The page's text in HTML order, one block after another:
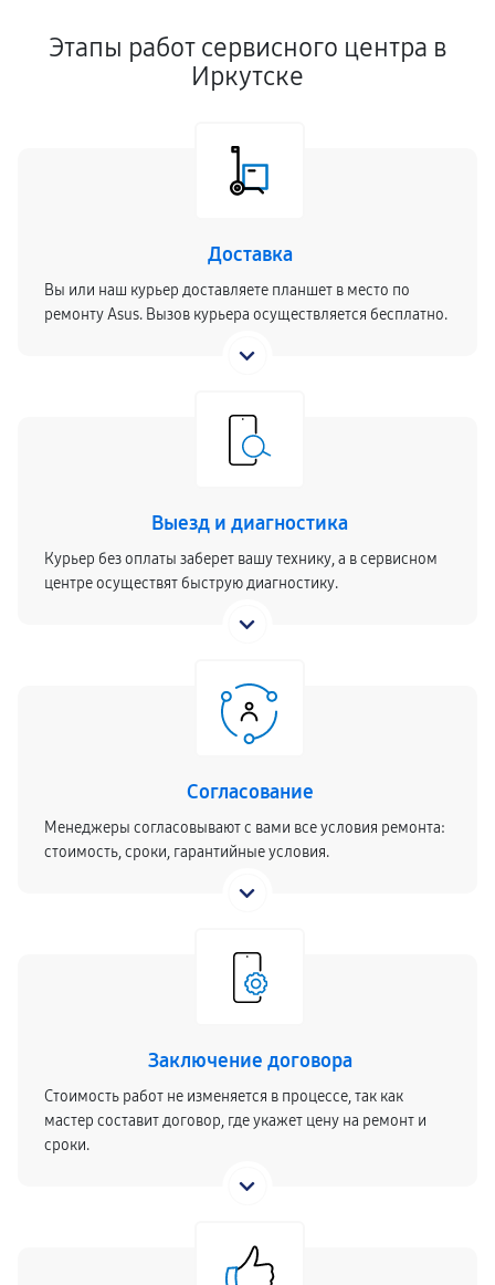
Этапы работ сервисного центра в
Иркутске
Доставка
Вы или наш курьер доставляете планшет в место по
ремонту Asus. Вызов курьера осуществляется бесплатно.
Выезд и диагностика
Курьер без оплаты заберет вашу технику, а в сервисном
центре осуществят быструю диагностику.
Согласование
Менеджеры согласовывают с вами все условия ремонта:
стоимость, сроки, гарантийные условия.
Заключение договора
Стоимость работ не изменяется в процессе, так как
мастер составит договор, где укажет цену на ремонт и
сроки.